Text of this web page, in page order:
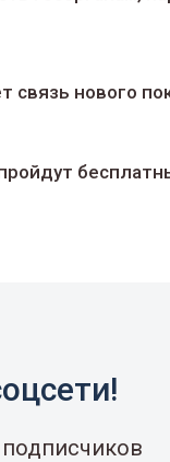
связь нового